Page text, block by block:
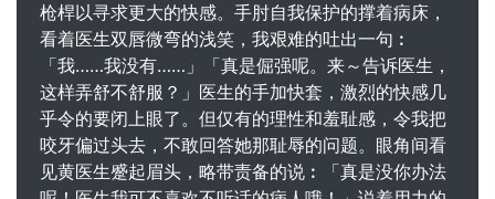
枪桿以寻求更大的快感。手肘自我保护的撑着病床，
看着医生双唇微弯的浅笑，我艰难的吐出一句︰
「我……我没有……」「真是倔强呢。来～告诉医生，
这样弄舒不舒服？」医生的手加快套，激烈的快感几
乎令的要闭上眼了。但仅有的理性和羞耻感，令我把
咬牙偏过头去，不敢回答她那耻辱的问题。眼角间看
见黄医生蹙起眉头，略带责备的说︰「真是没你办法